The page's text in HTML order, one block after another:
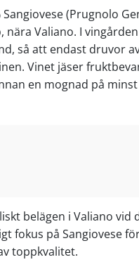
(Prugnolo
nära Valiano. I
så att endast druvor
Vinet jäser
en mognad på minst
belägen i Valiano
fokus på Sangiovese
toppkvalitet.